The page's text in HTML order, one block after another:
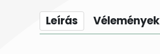
Leírás Vélemények